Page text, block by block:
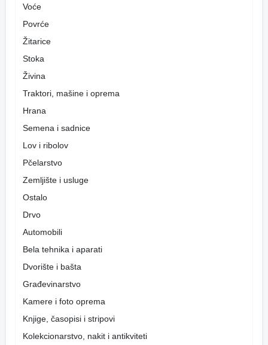
Voće
Povrće
Žitarice
Stoka
Živina
Traktori, mašine i oprema
Hrana
Semena i sadnice
Lov i ribolov
Pčelarstvo
Zemljište i usluge
Ostalo
Drvo
Automobili
Bela tehnika i aparati
Dvorište i bašta
Građevinarstvo
Kamere i foto oprema
Knjige, časopisi i stripovi
Kolekcionarstvo, nakit i antikviteti